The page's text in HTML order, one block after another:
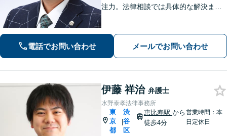
注力。法律相談では具体的な解決まで
粘り強く活動します。
電話でお問い合わせ メールでお問い合わせ
伊藤 祥治 弁護士
水野泰孝法律事務所
東
京
都
|
渋
谷
区
恵比寿駅 から
徒歩4分
営業時間：本
日定休日